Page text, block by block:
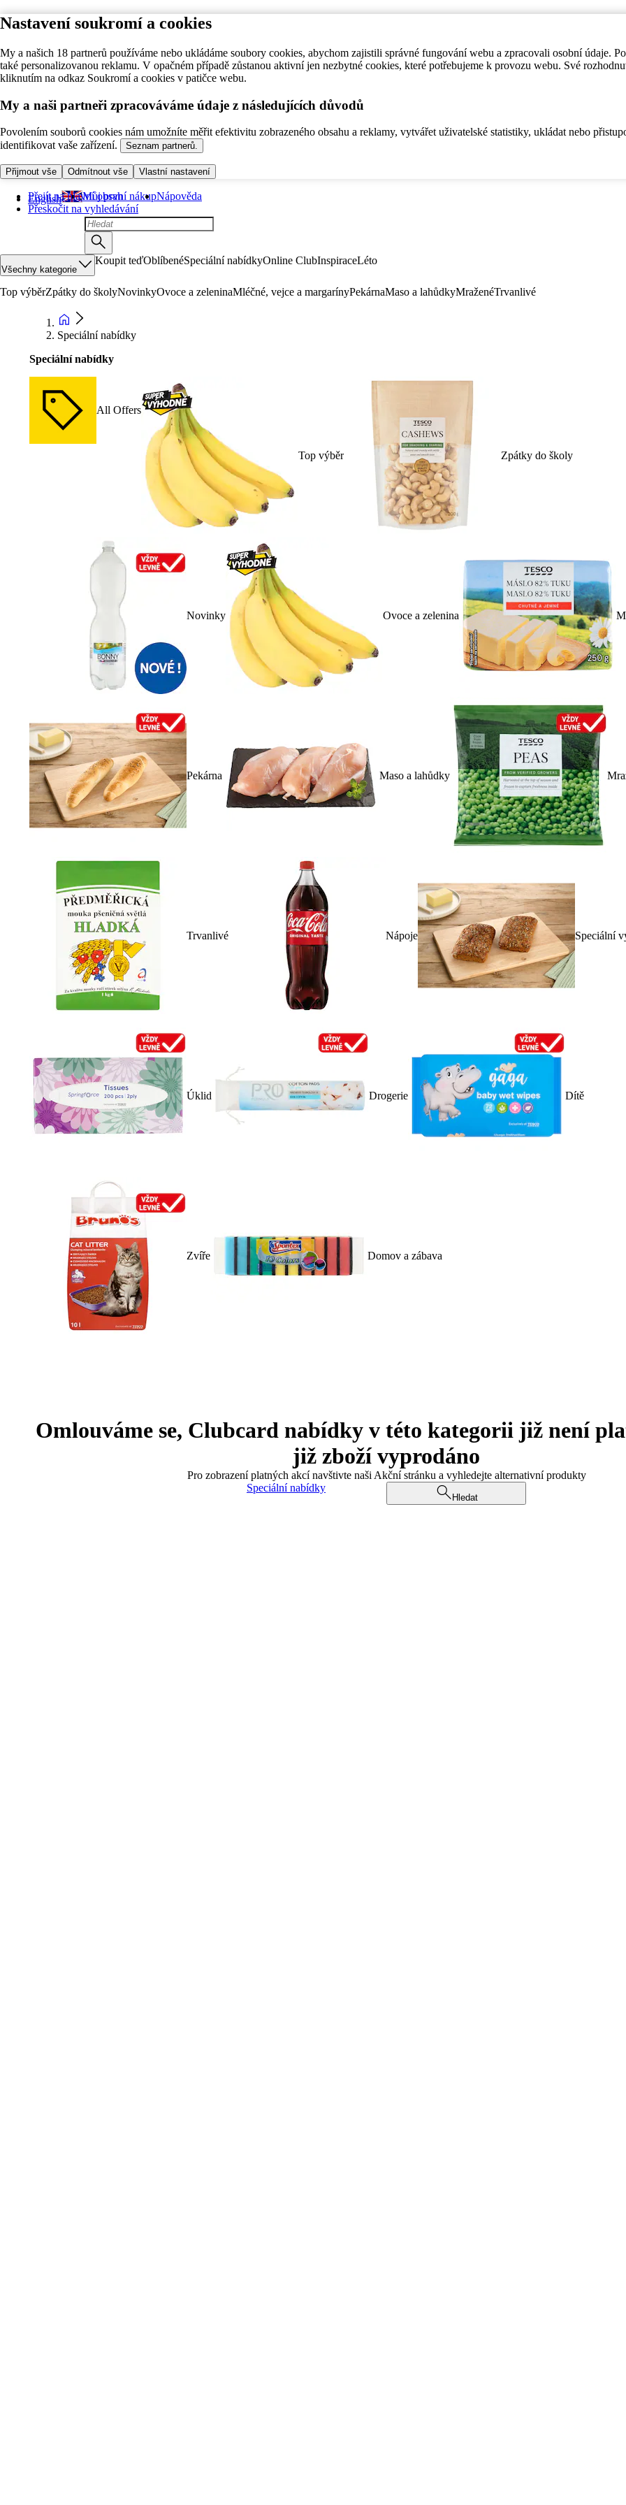
Nastavení soukromí a cookies
My a našich 18 partnerů používáme nebo ukládáme soubory cookies, abychom zajistili správné fungování webu a zpracovali osobní údaje.
také personalizovanou reklamu. V opačném případě zůstanou aktivní jen nezbytné cookies, které potřebujeme k provozu webu. Své
kliknutím na odkaz Soukromí a cookies v patičce webu.
My a naši partneři zpracováváme údaje z následujících důvodů
Povolením souborů cookies nám umožníte měřit efektivitu zobrazeného obsahu a reklamy, vytvářet uživatelské statistiky, ukládat nebo
identifikovat vaše zařízení.
Seznam partnerů.
Přijmout vše Odmítnout vše Vlastní nastavení
Přejít na hlavní obsah
Přeskočit na vyhledávání
English Můj první nákupNápověda
Všechny kategorie
Koupit teďOblíbenéSpeciální nabídkyOnline ClubInspiraceLéto
Top výběrZpátky do školyNovinkyOvoce a zeleninaMléčné, vejce a margarínyPekárnaMaso a lahůdkyMraženéTrvanlivé
Speciální nabídky
Speciální nabídky
All Offers
Top výběr Zpátky do školy
Novinky Ovoce a zelenina
Pekárna Maso a lahůdky
Trvanlivé Nápoje Speciální
Úklid Drogerie Dítě
Zvíře Domov a zábava
Omlouváme se, Clubcard nabídky v této kategorii již není
již zboží vyprodáno
Pro zobrazení platných akcí navštivte naši Akční stránku a vyhledejte alternativní produkty
Speciální nabídky
Hledat